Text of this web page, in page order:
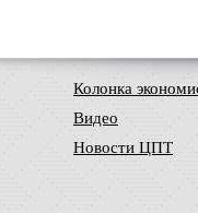
Колонка
Видео
Новости ЦПТ